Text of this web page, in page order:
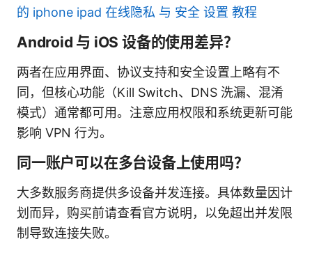
的 iphone ipad 在线隐私 与 安全 设置 教程
Android 与 iOS 设备的使用差异？
两者在应用界面、协议支持和安全设置上略有不
同，但核心功能（Kill Switch、DNS 洗漏、混淆
模式）通常都可用。注意应用权限和系统更新可能
影响 VPN 行为。
同一账户可以在多台设备上使用吗？
大多数服务商提供多设备并发连接。具体数量因计
划而异，购买前请查看官方说明，以免超出并发限
制导致连接失败。